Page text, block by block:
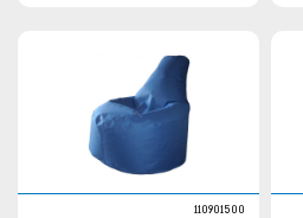
110901500